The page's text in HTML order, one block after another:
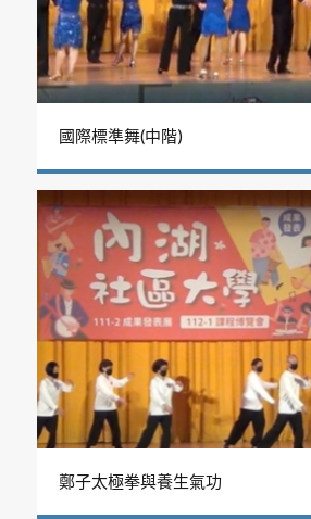
國際標準舞(中階)
鄭子太極拳與養生氣功